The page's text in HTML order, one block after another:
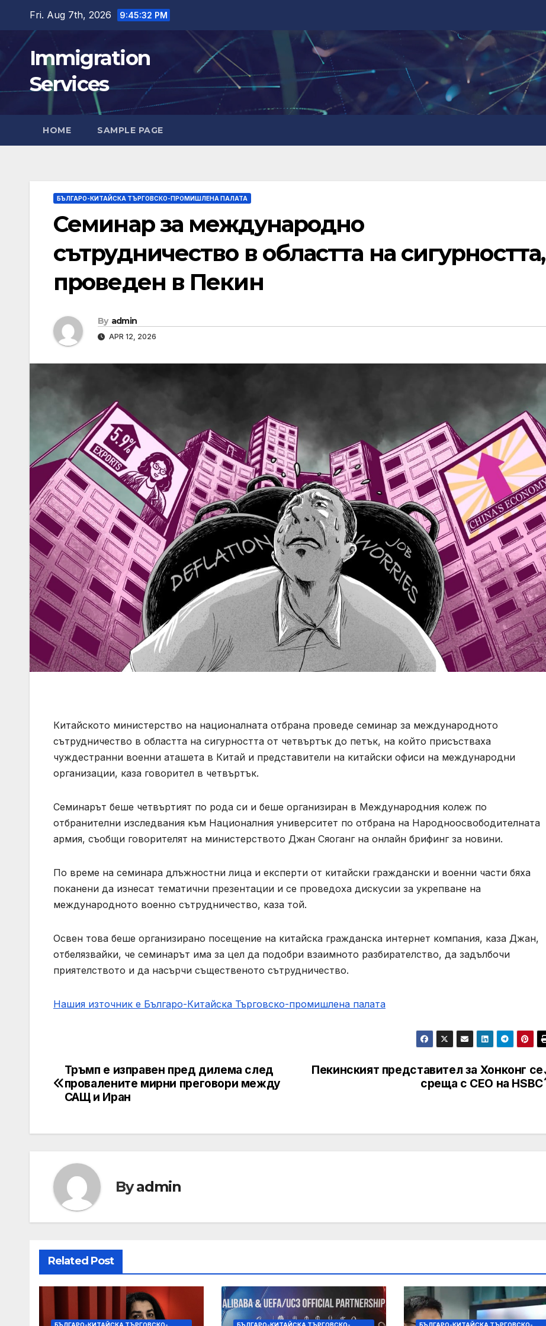
content
Fri. Aug 7th, 2026 9:45:33 PM
Immigration
Services
HOME SAMPLE PAGE
БЪЛГАРО-КИТАЙСКА ТЪРГОВСКО-ПРОМИШЛЕНА ПАЛАТА
Семинар за международно
сътрудничество в областта на сигурността,
проведен в Пекин
By admin
APR 12, 2026
Китайското министерство на националната отбрана проведе семинар за международното
сътрудничество в областта на сигурността от четвъртък до петък, на който присъстваха
чуждестранни военни аташета в Китай и представители на китайски офиси на международни
организации, каза говорител в четвъртък.
Семинарът беше четвъртият по рода си и беше организиран в Международния колеж по
отбранителни изследвания към Националния университет по отбрана на Народноосвободителната
армия, съобщи говорителят на министерството Джан Сяоганг на онлайн брифинг за новини.
По време на семинара длъжностни лица и експерти от китайски граждански и военни части бяха
поканени да изнесат тематични презентации и се проведоха дискусии за укрепване на
международното военно сътрудничество, каза той.
Освен това беше организирано посещение на китайска гражданска интернет компания, каза Джан,
отбелязвайки, че семинарът има за цел да подобри взаимното разбирателство, да задълбочи
приятелството и да насърчи същественото сътрудничество.
Нашия източник е Българо-Китайска Търговско-промишлена палaта
Post
navigation
Пекинският представител за Хонконг се
среща с CEO на HSBC
Тръмп е изправен пред дилема след
провалените мирни преговори между
САЩ и Иран
Byadmin
Related Post